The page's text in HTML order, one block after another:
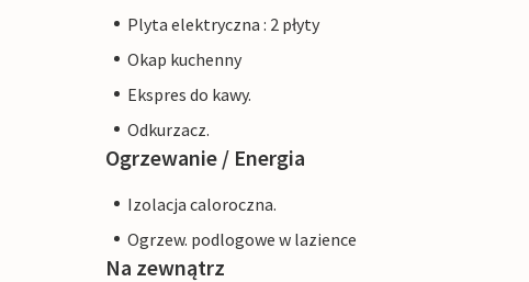
Plyta elektryczna : 2 płyty
Okap kuchenny
Ekspres do kawy.
Odkurzacz.
Ogrzewanie / Energia
Izolacja caloroczna.
Ogrzew. podlogowe w lazience
Na zewnątrz